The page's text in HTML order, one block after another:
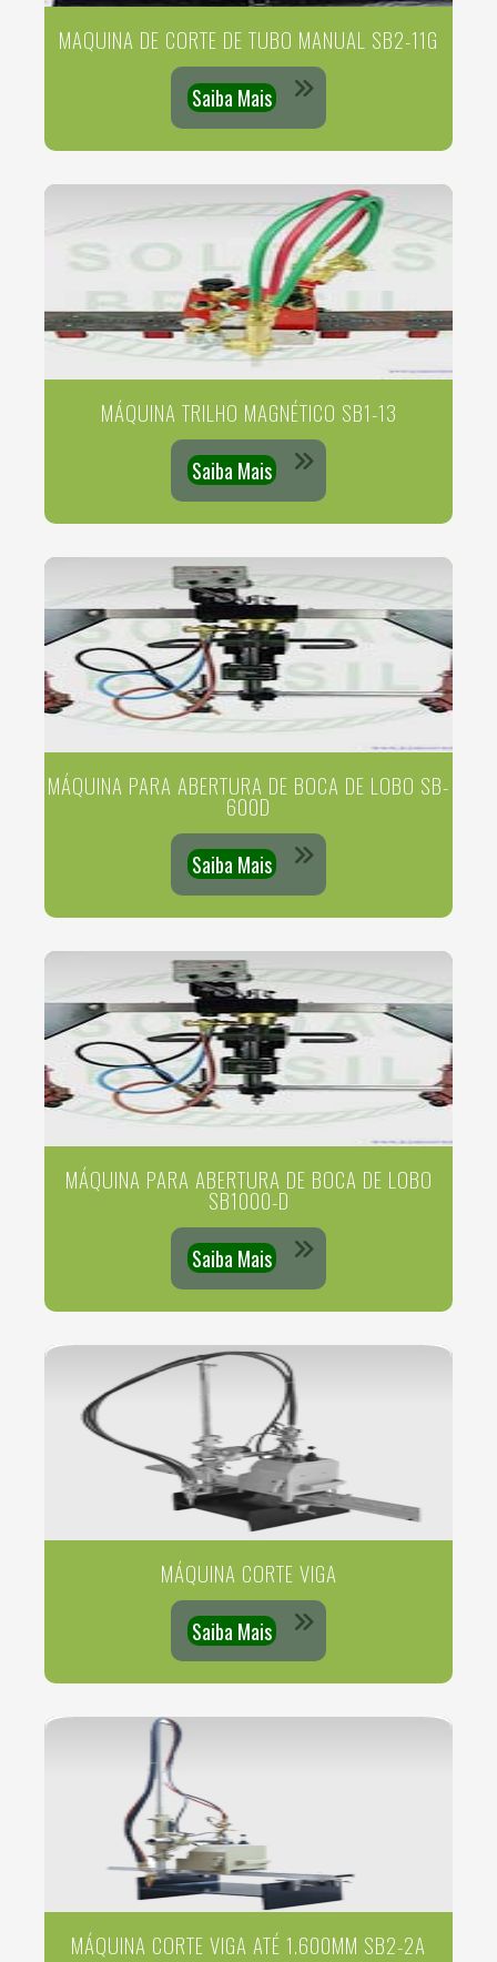
MAQUINA DE CORTE DE TUBO MANUAL SB2-11G
Saiba Mais
MÁQUINA TRILHO MAGNÉTICO SB1-13
Saiba Mais
MÁQUINA PARA ABERTURA DE BOCA DE LOBO SB-
600D
Saiba Mais
MÁQUINA PARA ABERTURA DE BOCA DE LOBO
SB1000-D
Saiba Mais
MÁQUINA CORTE VIGA
Saiba Mais
MÁQUINA CORTE VIGA ATÉ 1.600MM SB2-2A